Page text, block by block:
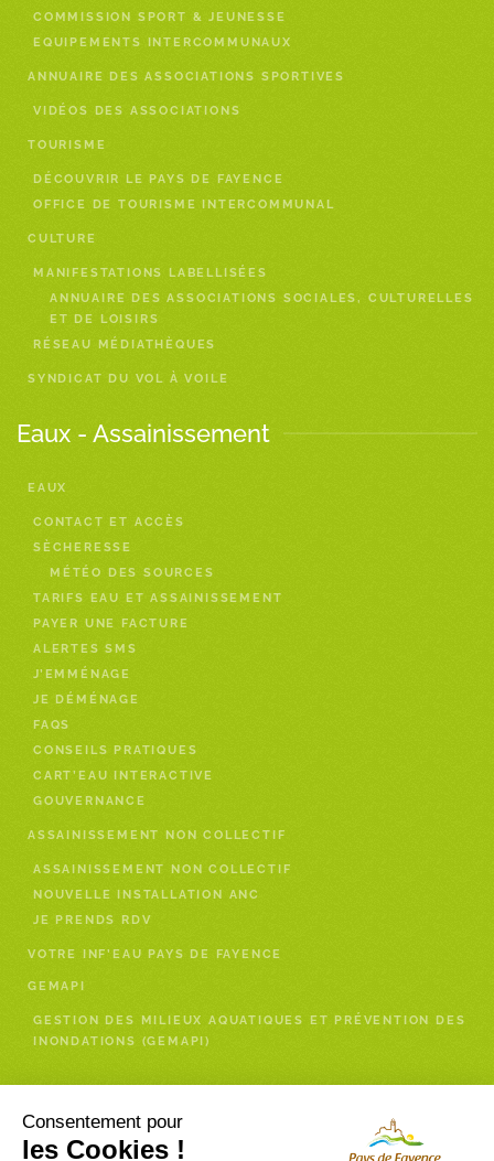
Consentement pour
les Cookies !
COMMISSION SPORT & JEUNESSE
EQUIPEMENTS INTERCOMMUNAUX
ANNUAIRE DES ASSOCIATIONS SPORTIVES
VIDÉOS DES ASSOCIATIONS
TOURISME
DÉCOUVRIR LE PAYS DE FAYENCE
OFFICE DE TOURISME INTERCOMMUNAL
CULTURE
MANIFESTATIONS LABELLISÉES
ANNUAIRE DES ASSOCIATIONS SOCIALES, CULTURELLES
ET DE LOISIRS
RÉSEAU MÉDIATHÈQUES
SYNDICAT DU VOL À VOILE
Eaux - Assainissement
EAUX
CONTACT ET ACCÈS
SÈCHERESSE
MÉTÉO DES SOURCES
TARIFS EAU ET ASSAINISSEMENT
PAYER UNE FACTURE
ALERTES SMS
J’EMMÉNAGE
JE DÉMÉNAGE
FAQS
CONSEILS PRATIQUES
CART’EAU INTERACTIVE
GOUVERNANCE
ASSAINISSEMENT NON COLLECTIF
ASSAINISSEMENT NON COLLECTIF
NOUVELLE INSTALLATION ANC
JE PRENDS RDV
VOTRE INF’EAU PAYS DE FAYENCE
GEMAPI
GESTION DES MILIEUX AQUATIQUES ET PRÉVENTION DES
INONDATIONS (GEMAPI)
Enfance- Services à la personne